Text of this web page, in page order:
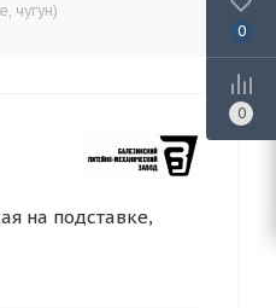
чугун)
на подставке,
0
0